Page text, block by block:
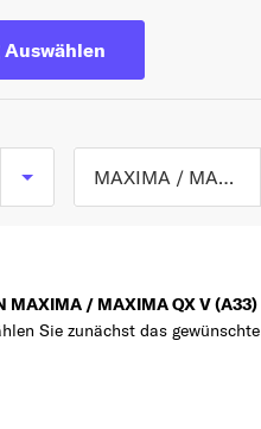
Auswählen
MAXIMA / MAXIMA QX V (A33) ab 04/1999 bis 11/2003
bis 08/2000
MAXIMA /
MAXIMA / MAXIMA QX V (A33)
Sie zunächst das